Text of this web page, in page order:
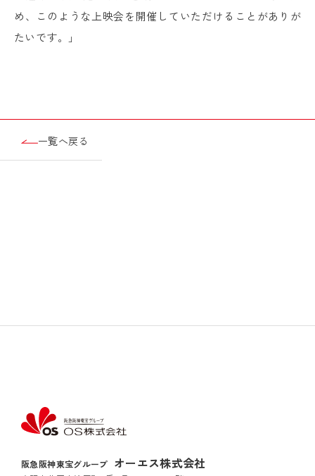
め、このような上映会を開催していただけることがありが
たいです。」
一覧へ戻る
阪急阪神東宝グループ オーエス株式会社